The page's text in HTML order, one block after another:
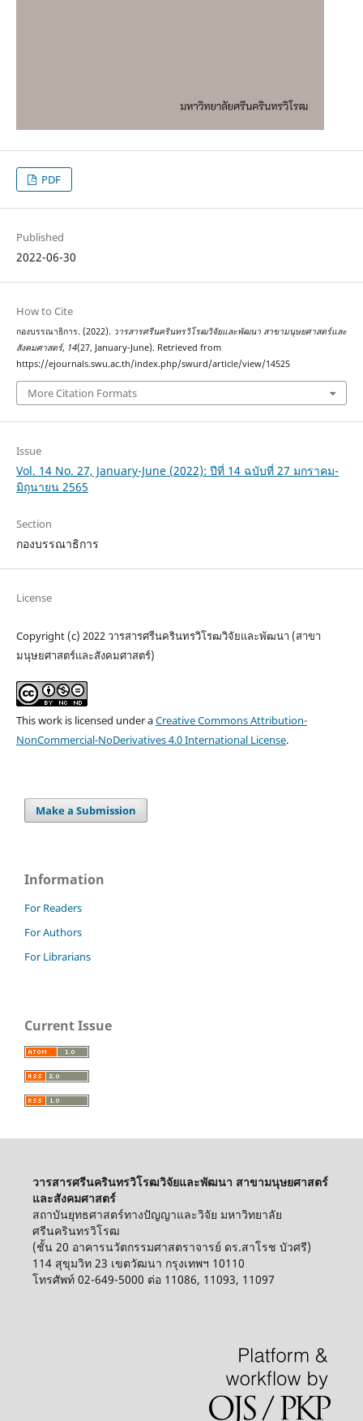
PDF
Published
2022-06-30
How to Cite
กองบรรณาธิการ. (2022). วารสารศรีนครินทรวิโรฒวิจัยและพัฒนา สาขามนุษยศาสตร์และ
สังคมศาสตร์, 14(27, January-June). Retrieved from
https://ejournals.swu.ac.th/index.php/swurd/article/view/14525
More Citation Formats
Issue
Vol. 14 No. 27, January-June (2022): ปีที่ 14 ฉบับที่ 27 มกราคม-
มิถุนายน 2565
Section
กองบรรณาธิการ
License
Copyright (c) 2022 วารสารศรีนครินทรวิโรฒวิจัยและพัฒนา (สาขา
มนุษยศาสตร์และสังคมศาสตร์)
This work is licensed under aCreative Commons Attribution-
NonCommercial-NoDerivatives 4.0 International License.
Make a Submission
Information
For Readers
For Authors
For Librarians
Current Issue
วารสารศรีนครินทรวิโรฒวิจัยและพัฒนา สาขามนุษยศาสตร์
และสังคมศาสตร์
สถาบันยุทธศาสตร์ทางปัญญาและวิจัย มหาวิทยาลัย
ศรีนครินทรวิโรฒ
(ชั้น 20 อาคารนวัตกรรมศาสตราจารย์ ดร.สาโรช บัวศรี)
114 สุขุมวิท 23 เขตวัฒนา กรุงเทพฯ 10110
โทรศัพท์ 02-649-5000 ต่อ 11086, 11093, 11097